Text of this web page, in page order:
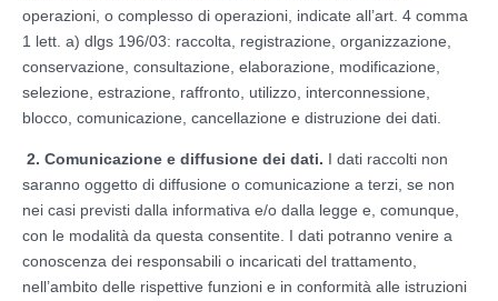
operazioni, o complesso di operazioni, indicate all’art. 4 comma
1 lett. a) dlgs 196/03: raccolta, registrazione, organizzazione,
conservazione, consultazione, elaborazione, modificazione,
selezione, estrazione, raffronto, utilizzo, interconnessione,
blocco, comunicazione, cancellazione e distruzione dei dati.
2. Comunicazione e diffusione dei dati. I dati raccolti non
saranno oggetto di diffusione o comunicazione a terzi, se non
nei casi previsti dalla informativa e/o dalla legge e, comunque,
con le modalità da questa consentite. I dati potranno venire a
conoscenza dei responsabili o incaricati del trattamento,
nell’ambito delle rispettive funzioni e in conformità alle istruzioni